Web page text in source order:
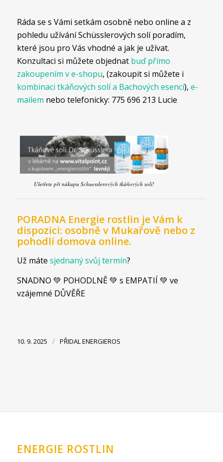
Ráda se s Vámi setkám osobně nebo online a z
pohledu užívání Schüsslerových solí poradím,
které jsou pro Vás vhodné a jak je užívat.
Konzultaci si můžete objednat buď přímo
zakoupením v e-shopu, (zakoupit si můžete i
kombinaci tkáňových solí a Bachových esencí), e-
mailem nebo telefonicky: 775 696 213 Lucie
Ušetřete při nákupu Schuesslerových tkáňových solí!
PORADNA Energie rostlin je Vám k
dispozici: osobně v Mukařově nebo z
pohodlí domova online.
Už máte sjednaný svůj termín?
SNADNO 💚 POHODLNĚ 💚 s EMPATIÍ 💚 ve
vzájemné DŮVĚŘE
10. 9. 2025 / PŘIDALENERGIEROS
ENERGIE ROSTLIN